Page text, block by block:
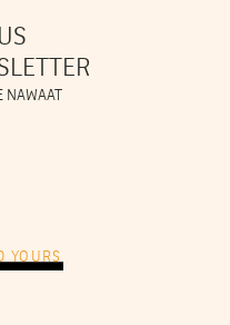
NAWAAT
YOURS